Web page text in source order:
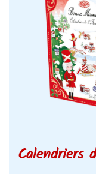
Calendriers